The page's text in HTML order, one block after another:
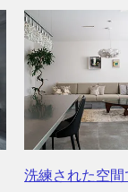
洗練された空間